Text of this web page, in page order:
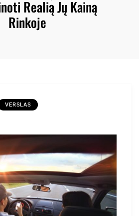
Realią Jų Kainą
Rinkoje
VERSLAS